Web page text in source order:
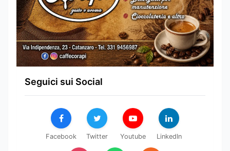
Seguici sui Social
Facebook Twitter Youtube LinkedIn